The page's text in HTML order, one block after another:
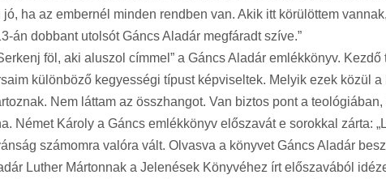
ha az embernél minden rendben van. Akik itt körülöttem
án dobbant utolsót Gáncs Aladár megfáradt szíve.”
föl, aki aluszol címmel” a Gáncs Aladár emlékkönyv.
különböző kegyességi típust képviseltek. Melyik ezek közül
Nem láttam az összhangot. Van biztos pont a
Német Károly a Gáncs emlékkönyv előszavát e sorokkal zárta:
számomra valóra vált. Olvasva a könyvet Gáncs Aladár
Luther Mártonnak a Jelenések Könyvéhez írt előszavából